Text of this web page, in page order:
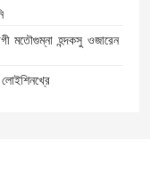
মতৌগুম্না হন্দকসু ওজারেন